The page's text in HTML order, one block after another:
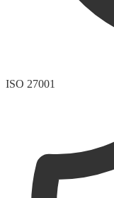
ISO 27001